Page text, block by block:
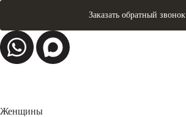
Заказать обратный звонок
Женщины